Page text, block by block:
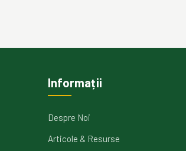
Informații
Despre Noi
Articole & Resurse